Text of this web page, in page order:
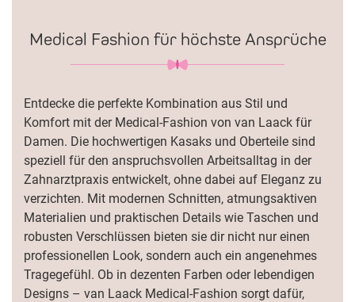
Medical Fashion für höchste Ansprüche
Entdecke die perfekte Kombination aus Stil und
Komfort mit der Medical-Fashion von van Laack für
Damen. Die hochwertigen Kasaks und Oberteile sind
speziell für den anspruchsvollen Arbeitsalltag in der
Zahnarztpraxis entwickelt, ohne dabei auf Eleganz zu
verzichten. Mit modernen Schnitten, atmungsaktiven
Materialien und praktischen Details wie Taschen und
robusten Verschlüssen bieten sie dir nicht nur einen
professionellen Look, sondern auch ein angenehmes
Tragegefühl. Ob in dezenten Farben oder lebendigen
Designs – van Laack Medical-Fashion sorgt dafür,